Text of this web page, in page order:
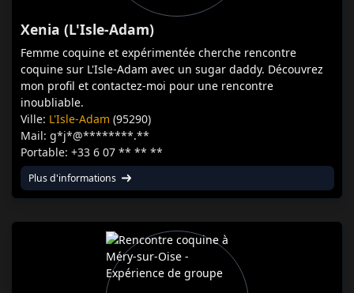
Xenia (L'Isle-Adam)
Femme coquine et expérimentée cherche rencontre
coquine sur L'Isle-Adam avec un sugar daddy. Découvrez
mon profil et contactez-moi pour une rencontre
inoubliable.
Ville: L'Isle-Adam (95290)
Mail: g*j*@********.**
Portable: +33 6 07 ** ** **
Plus d'informations